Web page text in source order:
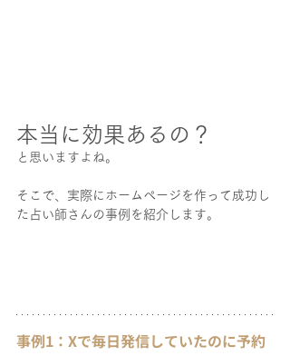
本当に効果あるの？
と思いますよね。
そこで、実際にホームページを作って成功し
た占い師さんの事例を紹介します。
事例1：Xで毎日発信していたのに予約